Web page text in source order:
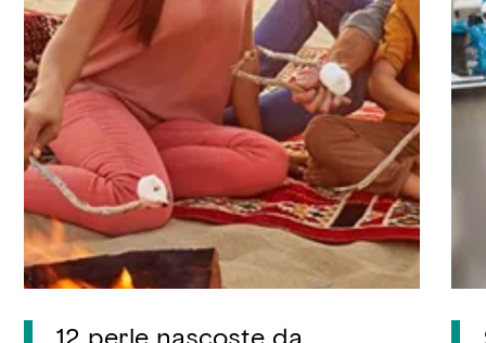
12 perle nascoste da